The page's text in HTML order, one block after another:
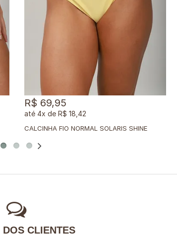
CALCINHA FIO NORMAL SOLARIS SHINE
R$ 69,95
4x de R$ 18,42
CLIENTES